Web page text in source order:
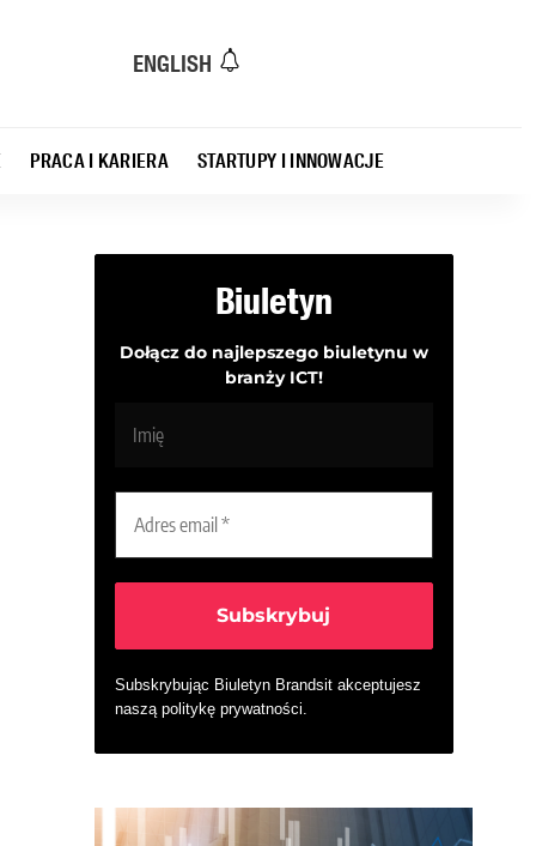
ENGLISH
PRACA I KARIERA STARTUPY I INNOWACJE
Biuletyn
Dołącz do najlepszego biuletynu w
branży ICT!
Subskrybując Biuletyn Brandsit akceptujesz
naszą politykę prywatności